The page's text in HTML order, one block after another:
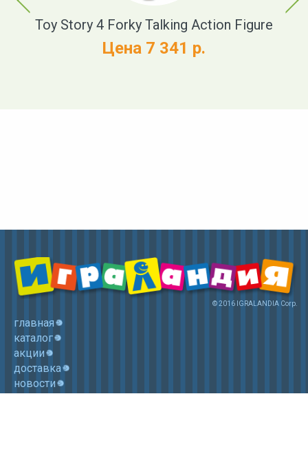
Toy Story 4 Forky Talking Action Figure
Цена 7 341 р.
© 2016 IGRALANDIA Corp.
главная
каталог
акции
доставка
новости